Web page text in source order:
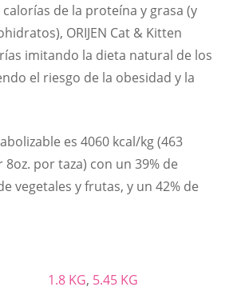
de la proteína y grasa (y
ORIJEN Cat & Kitten
imitando la dieta natural de los
el riesgo de la obesidad y la
es 4060 kcal/kg (463
por taza) con un 39% de
vegetales y frutas, y un 42% de
1.8 KG, 5.45 KG